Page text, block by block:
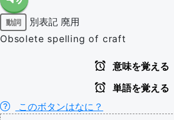
動詞 別表記 廃用
Obsolete spelling of craft
意味を覚える
単語を覚える
このボタンはなに？